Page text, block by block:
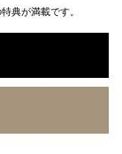
典が満載です。